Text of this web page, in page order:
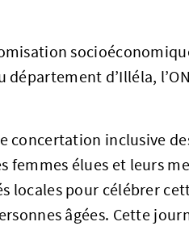
d’Illéla,
concertation inclusive
femmes élues et leurs
locales pour célébrer
âgées. Cette